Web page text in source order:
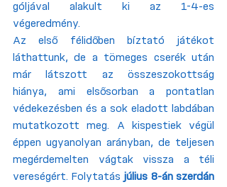
góljával alakult ki az 1-4-es
végeredmény.
Az első félidőben bíztató játékot
láthattunk, de a tömeges cserék után
már látszott az összeszokottság
hiánya, ami elsősorban a pontatlan
védekezésben és a sok eladott labdában
mutatkozott meg. A kispestiek végül
éppen ugyanolyan arányban, de teljesen
megérdemelten vágtak vissza a téli
vereségért. Folytatás július 8-án szerdán